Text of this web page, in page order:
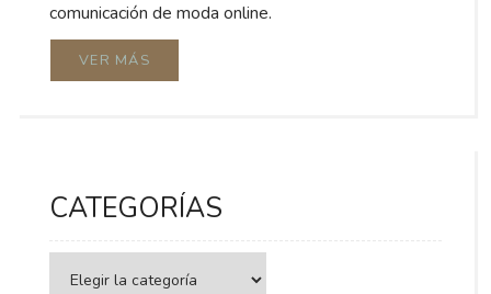
comunicación de moda online.
VER MÁS
CATEGORÍAS